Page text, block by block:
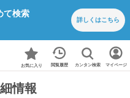
て検索
詳しくはこちら
お気に入り 閲覧履歴 カンタン検索 マイページ
情報